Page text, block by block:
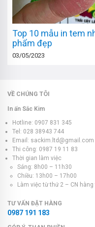
Top 10 mẫu in tem
phẩm đẹp
03/05/2023
VỀ CHÚNG TÔI
In ấn Sắc Kim
Hotline: 0907 831 345
Tel: 028 38943 744
Email: sackim.ltd@gmail.com
Thi công: 0987 19 11 83
Thời gian làm việc
Sáng: 8h00 – 11h30
Chiều: 13h00 – 17h00
Làm việc từ thứ 2 – CN hàng
TƯ VẤN ĐẶT HÀNG
0987 191 183